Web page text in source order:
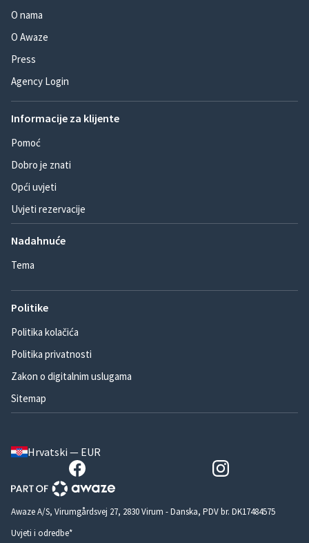
O nama
O Awaze
Press
Agency Login
Informacije za klijente
Pomoć
Dobro je znati
Opći uvjeti
Uvjeti rezervacije
Nadahnuće
Tema
Politike
Politika kolačića
Politika privatnosti
Zakon o digitalnim uslugama
Sitemap
Hrvatski — EUR
Awaze A/S, Virumgårdsvej 27, 2830 Virum - Danska, PDV br. DK17484575
Uvjeti i odredbe*